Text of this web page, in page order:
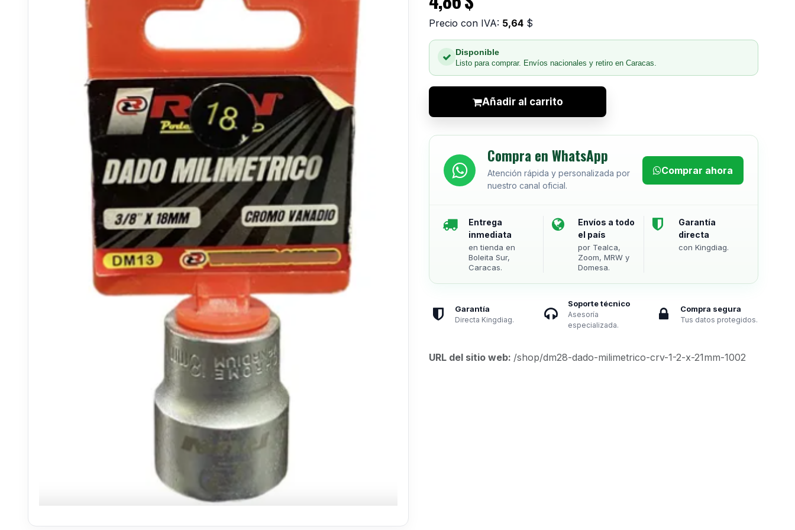
Precio con IVA: 5,64 $
Disponible
Listo para comprar. Envíos nacionales y retiro en Caracas.
Añadir al carrito
Compra en WhatsApp
Atención rápida y personalizada por
nuestro canal oficial.
Comprar ahora
Entrega
inmediata
en tienda en
Boleita Sur,
Caracas.
Envíos a todo
el país
por Tealca,
Zoom, MRW y
Domesa.
Garantía
directa
con Kingdiag.
Garantía
Directa Kingdiag.
Soporte técnico
Asesoría
especializada.
Compra segura
Tus datos protegidos.
URL del sitio web: /shop/dm28-dado-milimetrico-crv-1-2-x-21mm-1002